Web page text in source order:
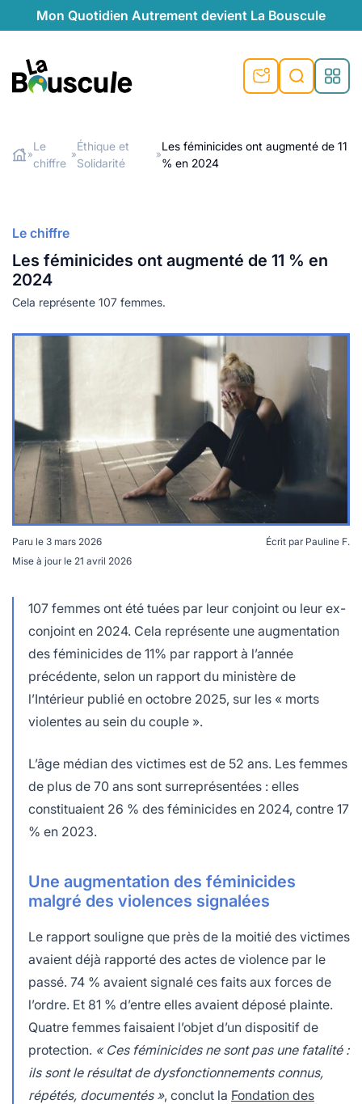
Mon Quotidien Autrement devient La Bouscule
au naturel
végétariennes
locales
naturelle
naturel
témoignages
Rechercher
»
Le
chiffre
»
Éthique et
Solidarité
»
Les féminicides ont augmenté de 11
% en 2024
Le chiffre
Les féminicides ont augmenté de 11 % en
2024
Cela représente 107 femmes.
Les féminicides ont augmenté de 11% en 2024. Crédits :
Paru le 3 mars 2026
Mise à jour le 21 avril 2026
Écrit par Pauline F.
107 femmes ont été tuées par leur conjoint ou leur ex-
conjoint en 2024. Cela représente une augmentation
des féminicides de 11% par rapport à l’année
précédente, selon un rapport du ministère de
l’Intérieur publié en octobre 2025, sur les « morts
violentes au sein du couple ».
L’âge médian des victimes est de 52 ans. Les femmes
de plus de 70 ans sont surreprésentées : elles
constituaient 26 % des féminicides en 2024, contre 17
% en 2023.
Une augmentation des féminicides
malgré des violences signalées
Le rapport souligne que près de la moitié des victimes
avaient déjà rapporté des actes de violence par le
passé. 74 % avaient signalé ces faits aux forces de
l’ordre. Et 81 % d’entre elles avaient déposé plainte.
Quatre femmes faisaient l’objet d’un dispositif de
protection. « Ces féminicides ne sont pas une fatalité :
ils sont le résultat de dysfonctionnements connus,
répétés, documentés », conclut la Fondation des